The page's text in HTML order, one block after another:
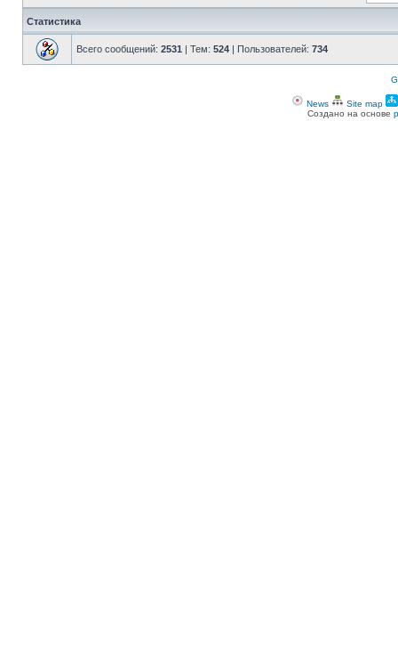
Статистика
Всего сообщений: 2531 | Тем: 524 | Пользователей: 734
News Site map
Создано на основе